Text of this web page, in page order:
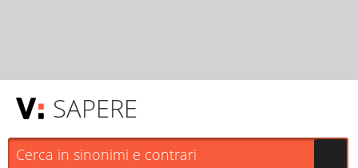
SAPERE